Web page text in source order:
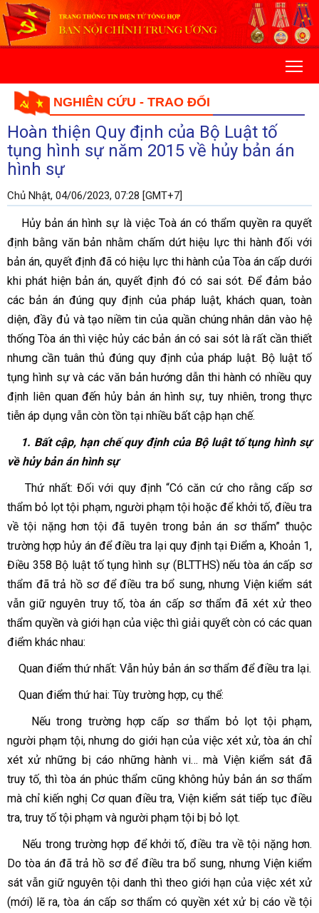
NGHIÊN CỨU - TRAO ĐỔI
Hoàn thiện Quy định của Bộ Luật tố
tụng hình sự năm 2015 về hủy bản án
hình sự
Chủ Nhật, 04/06/2023, 07:28 [GMT+7]
Hủy bản án hình sự là việc Toà án có thẩm quyền ra quyết
định bằng văn bản nhằm chấm dứt hiệu lực thi hành đối với
bản án, quyết định đã có hiệu lực thi hành của Tòa án cấp dưới
khi phát hiện bản án, quyết định đó có sai sót. Để đảm bảo
các bản án đúng quy định của pháp luật, khách quan, toàn
diện, đầy đủ và tạo niềm tin của quần chúng nhân dân vào hệ
thống Tòa án thì việc hủy các bản án có sai sót là rất cần thiết
nhưng cần tuân thủ đúng quy định của pháp luật. Bộ luật tố
tụng hình sự và các văn bản hướng dẫn thi hành có nhiều quy
định liên quan đến hủy bản án hình sự, tuy nhiên, trong thực
tiễn áp dụng vẫn còn tồn tại nhiều bất cập hạn chế.
1. Bất cập, hạn chế quy định của Bộ luật tố tụng hình sự
về hủy bản án hình sự
Thứ nhất: Đối với quy định“Có căn cứ cho rằng cấp sơ
thẩm bỏ lọt tội phạm, người phạm tội hoặc để khởi tố, điều tra
về tội nặng hơn tội đã tuyên trong bản án sơ thẩm” thuộc
trường hợp hủy án để điều tra lại quy định tại Điểm a, Khoản 1,
Điều 358 Bộ luật tố tụng hình sự (BLTTHS) nếu tòa án cấp sơ
thẩm đã trả hồ sơ để điều tra bổ sung, nhưng Viện kiểm sát
vẫn giữ nguyên truy tố, tòa án cấp sơ thẩm đã xét xử theo
thẩm quyền và giới hạn của việc thì giải quyết còn có các quan
điểm khác nhau:
Quan điểm thứ nhất: Vẫn hủy bản án sơ thẩm để điều tra lại.
Quan điểm thứ hai: Tùy trường hợp, cụ thể:
Nếu trong trường hợp cấp sơ thẩm bỏ lọt tội phạm,
người phạm tội, nhưng do giới hạn của việc xét xử, tòa án chỉ
xét xử những bị cáo những hành vi… mà Viện kiểm sát đã
truy tố, thì tòa án phúc thẩm cũng không hủy bản án sơ thẩm
mà chỉ kiến nghị Cơ quan điều tra, Viện kiểm sát tiếp tục điều
tra, truy tố tội phạm và người phạm tội bị bỏ lọt.
Nếu trong trường hợp để khởi tố, điều tra về tội nặng hơn.
Do tòa án đã trả hồ sơ để điều tra bổ sung, nhưng Viện kiểm
sát vẫn giữ nguyên tội danh thì theo giới hạn của việc xét xử
(mới) lẽ ra, tòa án cấp sơ thẩm có quyền xét xử bị cáo về tội